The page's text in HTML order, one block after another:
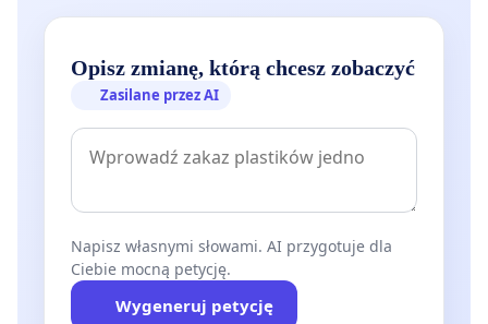
Opisz zmianę, którą chcesz zobaczyć
Zasilane przez AI
Napisz własnymi słowami. AI przygotuje dla
Ciebie mocną petycję.
Wygeneruj petycję